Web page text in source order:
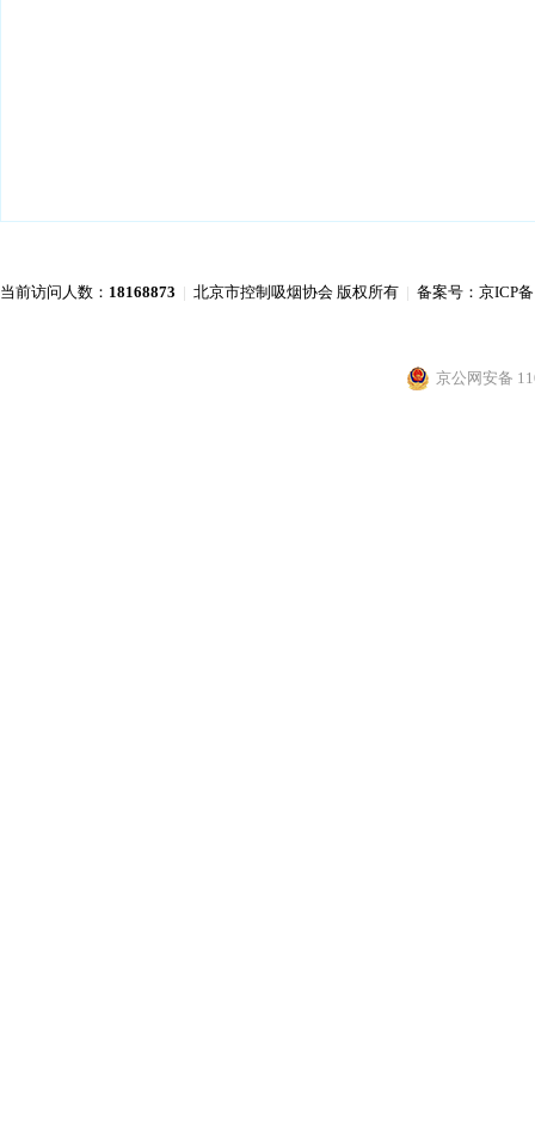
当前访问人数： 18168873 | 北京市控制吸烟协会 版权所有 | 备案号： 京ICP
京公网安备